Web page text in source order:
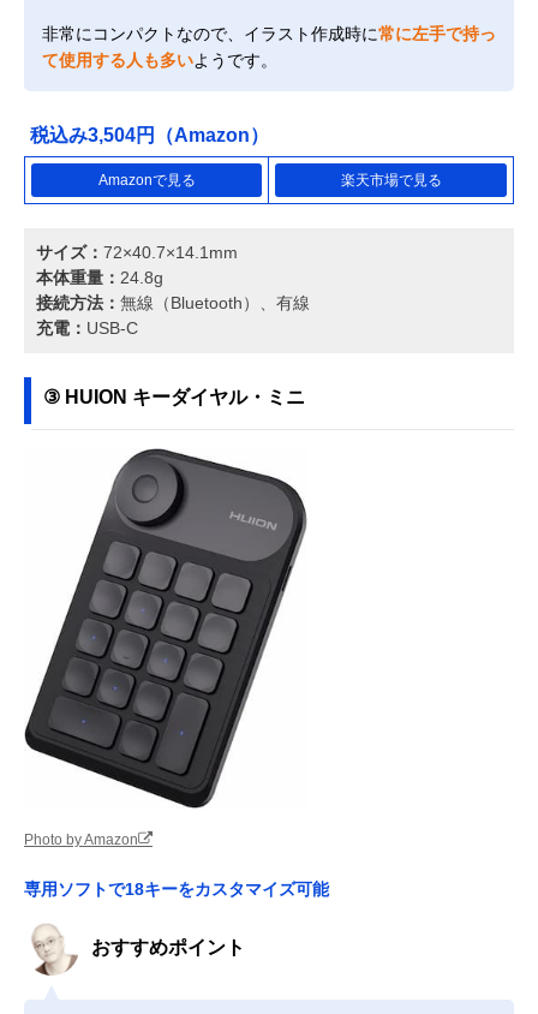
非常にコンパクトなので、イラスト作成時に常に左手で持っ
て使用する人も多いようです。
税込み3,504円（Amazon）
Amazonで見る 楽天市場で見る
サイズ： 72×40.7×14.1mm
本体重量： 24.8g
接続方法： 無線（Bluetooth）、有線
充電： USB-C
③ HUION キーダイヤル・ミニ
Photo by Amazon
専用ソフトで18キーをカスタマイズ可能
おすすめポイント